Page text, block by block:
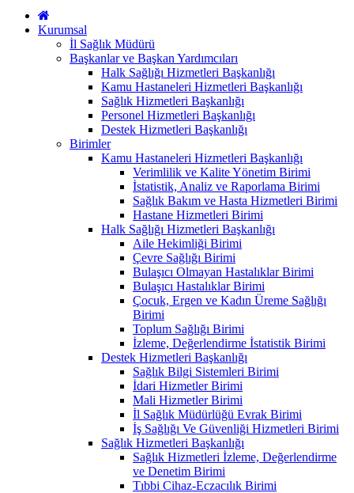
Kurumsal
İl Sağlık Müdürü
Başkanlar ve Başkan Yardımcıları
Halk Sağlığı Hizmetleri Başkanlığı
Kamu Hastaneleri Hizmetleri Başkanlığı
Sağlık Hizmetleri Başkanlığı
Personel Hizmetleri Başkanlığı
Destek Hizmetleri Başkanlığı
Birimler
Kamu Hastaneleri Hizmetleri Başkanlığı
Verimlilik ve Kalite Yönetim Birimi
İstatistik, Analiz ve Raporlama Birimi
Sağlık Bakım ve Hasta Hizmetleri Birimi
Hastane Hizmetleri Birimi
Halk Sağlığı Hizmetleri Başkanlığı
Aile Hekimliği Birimi
Çevre Sağlığı Birimi
Bulaşıcı Olmayan Hastalıklar Birimi
Bulaşıcı Hastalıklar Birimi
Çocuk, Ergen ve Kadın Üreme Sağlığı
Birimi
Toplum Sağlığı Birimi
İzleme, Değerlendirme İstatistik Birimi
Destek Hizmetleri Başkanlığı
Sağlık Bilgi Sistemleri Birimi
İdari Hizmetler Birimi
Mali Hizmetler Birimi
İl Sağlık Müdürlüğü Evrak Birimi
İş Sağlığı Ve Güvenliği Hizmetleri Birimi
Sağlık Hizmetleri Başkanlığı
Sağlık Hizmetleri İzleme, Değerlendirme
ve Denetim Birimi
Tıbbi Cihaz-Eczacılık Birimi